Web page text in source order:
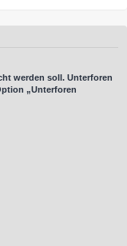
werden soll. Unterforen
„Unterforen